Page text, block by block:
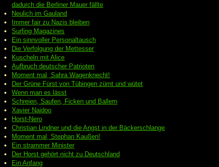
dadurch die Berliner Mauer fällte
Neulich im Gauland
Immer fair zu Nazis bleiben
Surfing Magazines
Ein sinnvoller Personaltausch
Die Verfolgung der Mettesser
Kuscheln mit Alice
Aufbruch deutscher Patrioten
Moment mal, Sahra Wagenknecht!
Der Grüne Fürst von Tübingen zürnt und wütet
Wenn man es lässt
Schreien, Saufen, Ficken und Ballern
Xavier Naidoo
Horst-Nero
Christian Lindner und die Angst in der Bäckerschlange
Moment mal, Stephan Kaußen!
Ein strammer Minister
Der Horst gehört nicht zu Deutschland
Ein Anfang